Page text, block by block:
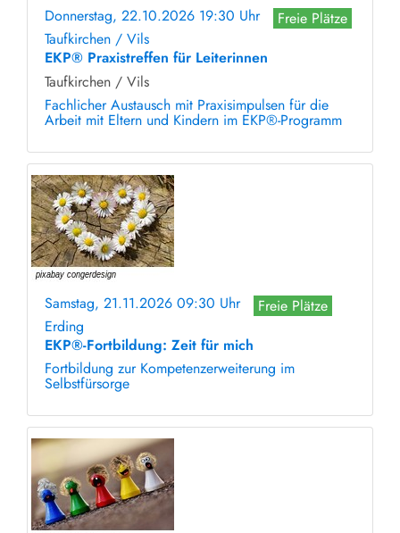
Donnerstag, 22.10.2026 19:30 Uhr
Freie Plätze
Taufkirchen / Vils
EKP® Praxistreffen für Leiterinnen
Taufkirchen / Vils
Fachlicher Austausch mit Praxisimpulsen für die
Arbeit mit Eltern und Kindern im EKP®-Programm
Samstag, 21.11.2026 09:30 Uhr
Freie Plätze
Erding
EKP®-Fortbildung: Zeit für mich
Fortbildung zur Kompetenzerweiterung im
Selbstfürsorge